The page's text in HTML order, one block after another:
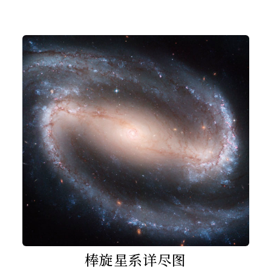
棒旋星系详尽图